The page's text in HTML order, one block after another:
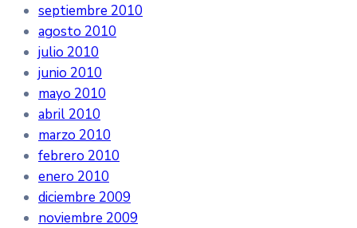
septiembre 2010
agosto 2010
julio 2010
junio 2010
mayo 2010
abril 2010
marzo 2010
febrero 2010
enero 2010
diciembre 2009
noviembre 2009